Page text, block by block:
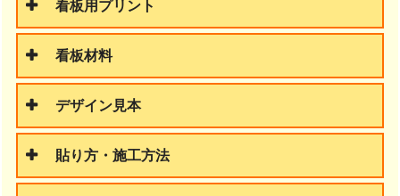
看板用プリント
看板材料
デザイン見本
貼り方・施工方法